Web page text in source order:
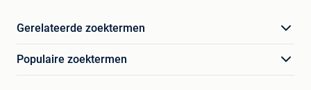
Gerelateerde zoektermen
Populaire zoektermen